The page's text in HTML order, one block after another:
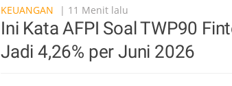
KEUANGAN | 11 Menit lalu
Ini Kata AFPI Soal TWP90
Jadi 4,26% per Juni 2026